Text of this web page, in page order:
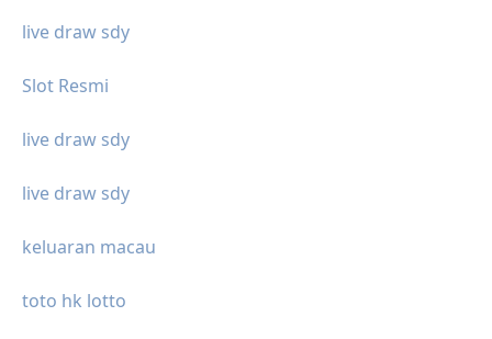
live draw sdy
Slot Resmi
live draw sdy
live draw sdy
keluaran macau
toto hk lotto